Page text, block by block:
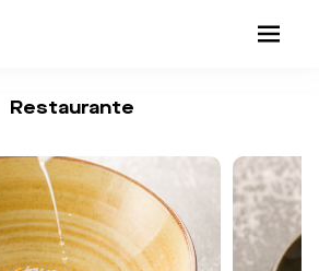
Restaurante